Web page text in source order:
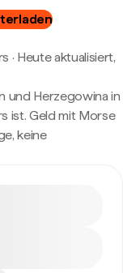
· Heute aktualisiert,
und Herzegowina in
ist. Geld mit Morse
keine